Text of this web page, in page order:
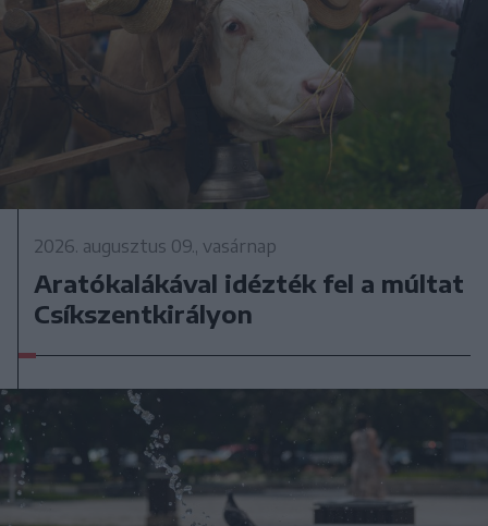
2026. augusztus 09., vasárnap
Aratókalákával idézték fel a múltat
Csíkszentkirályon